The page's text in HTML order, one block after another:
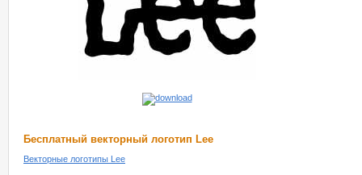
Бесплатный векторный логотип Lee
Векторные логотипы Lee